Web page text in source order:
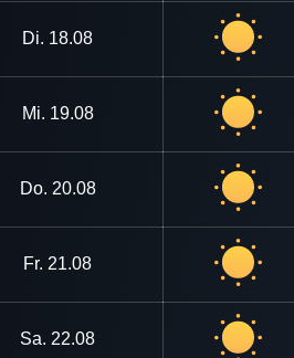
Di. 18.08
Mi. 19.08
Do. 20.08
Fr. 21.08
Sa. 22.08